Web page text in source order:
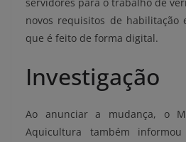
novos requisitos de habilitação
que é feito de forma digital.
Investigação
Ao anunciar a mudança, o
Aquicultura também